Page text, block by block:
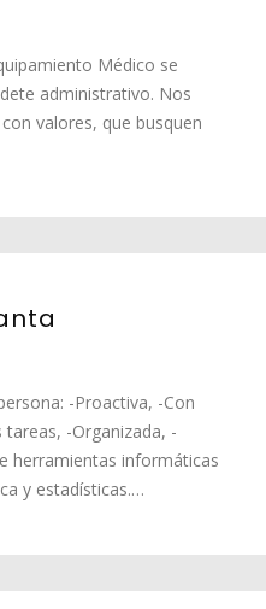
Médico se
administrativo. Nos
valores, que busquen
-Proactiva, -Con
-Organizada, -
herramientas informáticas
y estadísticas.…